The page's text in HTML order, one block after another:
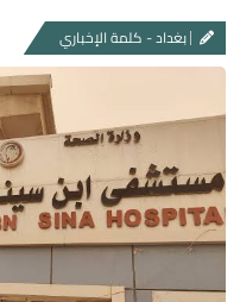
بغداد - كلمة الإخباري